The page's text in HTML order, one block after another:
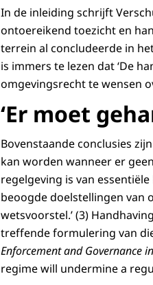
In de inleiding schrijft
ontoereikend toezicht en
terrein al concludeerde in
is immers te lezen dat ‘De
omgevingsrecht te wensen
‘Er moet
Bovenstaande conclusies
kan worden wanneer er
regelgeving is van
beoogde doelstellingen van
wetsvoorstel.’ (3)
treffende formulering van
Enforcement and Governance
regime will undermine a